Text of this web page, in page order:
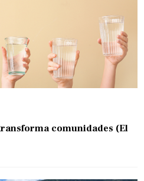
comunidades (El